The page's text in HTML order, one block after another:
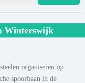
Winterswijk
organiseren op
spoorbaan in de